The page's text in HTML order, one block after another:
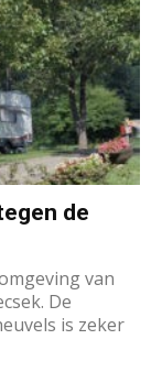
de
van
De
is zeker